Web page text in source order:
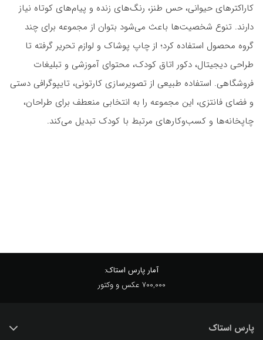
کاراکترهای حیوانی، حس طنز، رنگ‌های زنده و پیام‌های کوتاه نیاز
دارند. تنوع شخصیت‌ها باعث می‌شود بتوان از مجموعه برای چند
گروه محصول استفاده کرد؛ از چاپ پوشاک و لوازم تحریر گرفته تا
طراحی دیجیتال، دکور اتاق کودک، محتوای آموزشی و تبلیغات
فروشگاهی. استفاده طبیعی از تصویرسازی کارتونی، تایپوگرافی دستی
و فضای فانتزی، این مجموعه را به انتخابی منعطف برای طراحان،
چاپخانه‌ها و کسب‌وکارهای مرتبط با کودک تبدیل می‌کند.
آمار پارس استاک:
700,000 عکس و وکتور
پارس استاک